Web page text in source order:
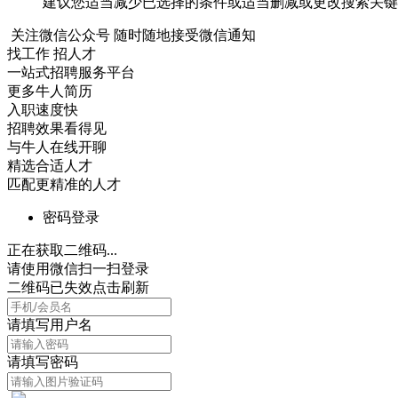
关注微信公众号 随时随地接受微信通知
找工作 招人才
一站式招聘服务平台
更多牛人简历
入职速度快
招聘效果看得见
与牛人在线开聊
精选合适人才
匹配更精准的人才
密码登录
正在获取二维码...
请使用微信扫一扫登录
二维码已失效点击刷新
请填写用户名
请填写密码